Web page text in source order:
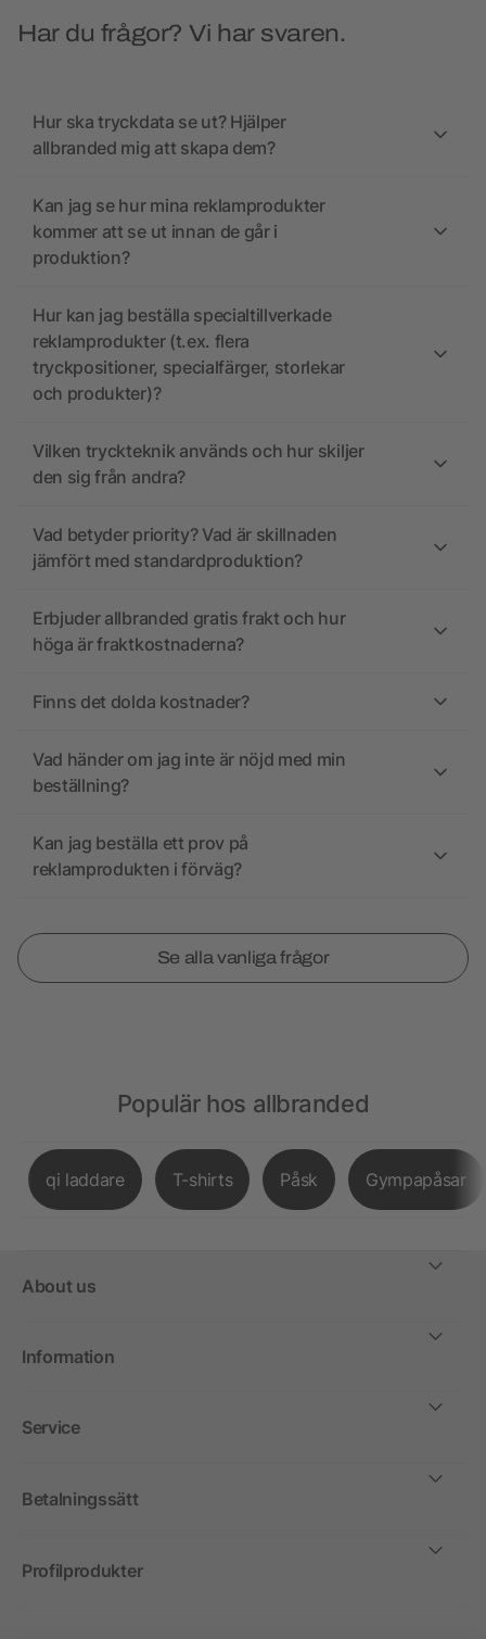
Har du frågor? Vi har svaren.
Hur ska tryckdata se ut? Hjälper
allbranded mig att skapa dem?
Kan jag se hur mina reklamprodukter
kommer att se ut innan de går i
produktion?
Hur kan jag beställa specialtillverkade
reklamprodukter (t.ex. flera
tryckpositioner, specialfärger, storlekar
och produkter)?
Vilken tryckteknik används och hur skiljer
den sig från andra?
Vad betyder priority? Vad är skillnaden
jämfört med standardproduktion?
Erbjuder allbranded gratis frakt och hur
höga är fraktkostnaderna?
Finns det dolda kostnader?
Vad händer om jag inte är nöjd med min
beställning?
Kan jag beställa ett prov på
reklamprodukten i förväg?
Se alla vanliga frågor
Populär hos allbranded
qi laddare T-shirts Påsk Gympapåsar
About us
Information
Service
Betalningssätt
Profilprodukter